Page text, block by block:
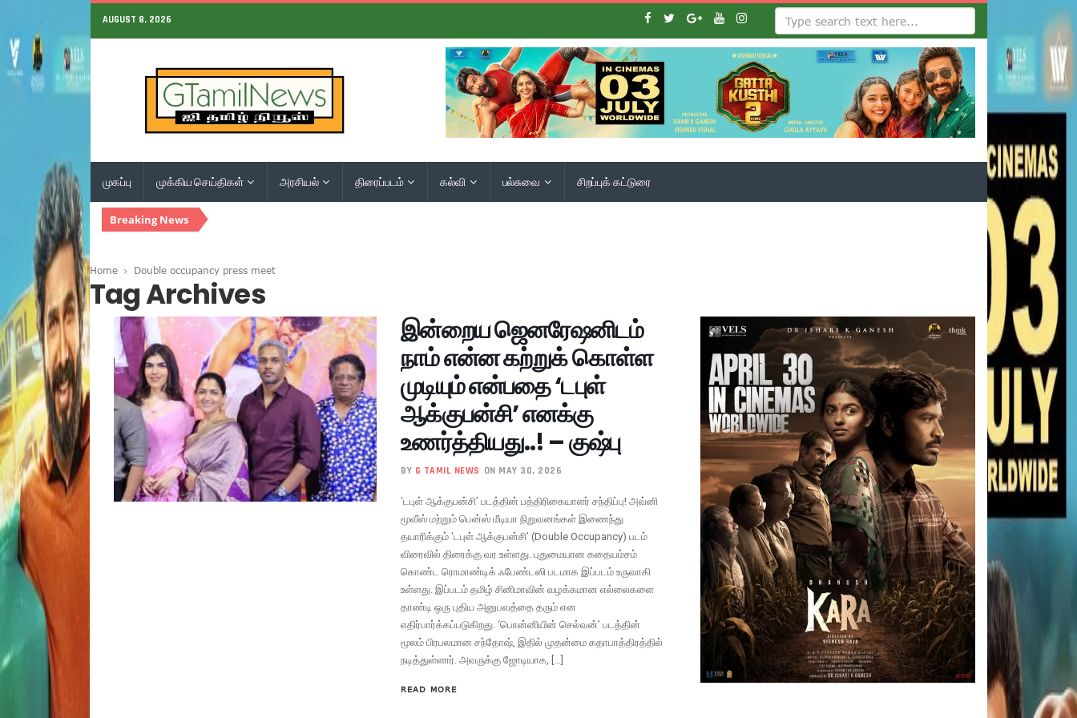
AUGUST 8, 2026
முகப்பு முக்கிய செய்திகள் அரசியல் திரைப்படம் கல்வி பல்சுவை சிறப்புக் கட்டுரை
Breaking News
Home Double occupancy press meet
Tag Archives
இன்றைய ஜெனரேஷனிடம்
நாம் என்ன கற்றுக் கொள்ள
முடியும் என்பதை ‘டபுள்
ஆக்குபன்சி’ எனக்கு
உணர்த்தியது..! – குஷ்பு
BY G TAMIL NEWS ON MAY 30, 2026
‘டபுள் ஆக்குபன்சி’ படத்தின் பத்திரிகையாளர் சந்திப்பு! அவ்னி
மூவீஸ் மற்றும் பென்ஸ் மீடியா நிறுவனங்கள் இணைந்து
தயாரிக்கும் ‘டபுள் ஆக்குபன்சி’ (Double Occupancy) படம்
விரைவில் திரைக்கு வர உள்ளது. புதுமையான கதையம்சம்
கொண்ட ரொமாண்டிக் ஃபேண்டஸி படமாக இப்படம் உருவாகி
உள்ளது. இப்படம் தமிழ் சினிமாவின் வழக்கமான எல்லைகளை
தாண்டி ஒரு புதிய அனுபவத்தை தரும் என
எதிர்பார்க்கப்படுகிறது. ‘பொன்னியின் செல்வன்’ படத்தின்
மூலம் பிரபலமான சந்தோஷ், இதில் முதன்மை கதாபாத்திரத்தில்
நடித்துள்ளார். அவருக்கு ஜோடியாக, […]
READ MORE